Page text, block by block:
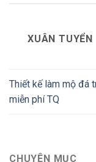
XUÂN TUYỂN
Thiết kế làm mộ đá
miễn phí TQ
CHUYÊN MỤC